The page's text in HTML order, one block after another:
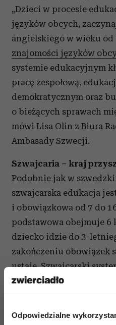
Odpowiedzialne
„Dzieci w procesie
języków obcych,
angielskiego w wieku od
znajomości języków
systemie edukacyjnym
pracę zespołową,
demokratycznym oraz
o bieżących sprawach
mówi Lisa Olin z Biura
Ambasady Szwecji.
Szwajcaria – kraj
Podobnie jak w
szwajcarska edukacja
i obowiązkowa od 7 do
podstawowa obejmuje 6
dziecko idzie do 3-
zakończeniu obowiązek
ustaje. Szwajcarski
zasadę, że jeśli
idealnie podstaw, nie
kształcić. Dlatego